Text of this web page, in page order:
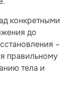
конкретными
до
–
правильному
тела и